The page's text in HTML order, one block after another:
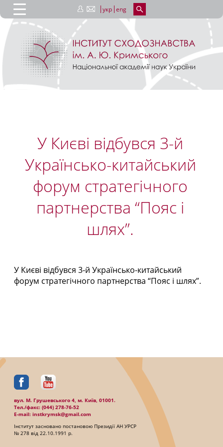
укр eng
У Києві відбувся 3-й
Українсько-китайський
форум стратегічного
партнерства “Пояс і
шлях”.
У Києві відбувся 3-й Українсько-китайський
форум стратегічного партнерства “Пояс і шлях”.
вул. М. Грушевського 4, м. Київ, 01001.
Тел./факc: (044) 278-76-52
E-mail: instkrymsk@gmail.com
Інститут засновано постановою Президії АН УРСР
№ 278 від 22.10.1991 р.